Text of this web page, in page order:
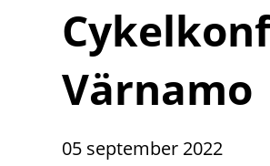
Värnamo
05 september 2022